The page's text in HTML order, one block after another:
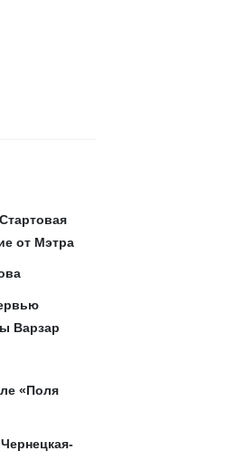
от Мэтра
Варзар
«Поля